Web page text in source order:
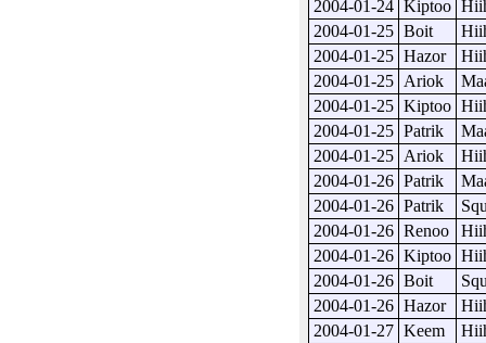
2004-01-24 Kiptoo
2004-01-25 Boit
2004-01-25 Hazor
2004-01-25 Ariok
2004-01-25 Kiptoo
2004-01-25 Patrik
2004-01-25 Ariok
2004-01-26 Patrik
2004-01-26 Patrik
2004-01-26 Renoo
2004-01-26 Kiptoo
2004-01-26 Boit
2004-01-26 Hazor
2004-01-27 Keem